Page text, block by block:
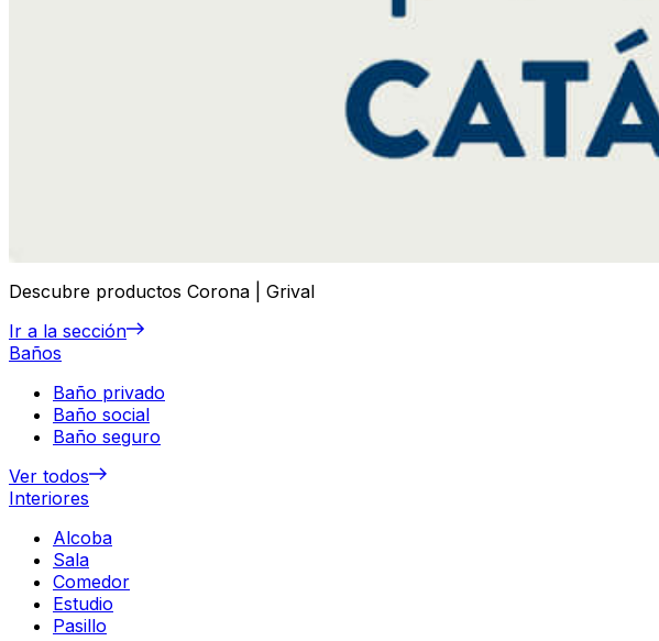
Descubre productos Corona | Grival
Ir a la sección
Baños
Baño privado
Baño social
Baño seguro
Ver todos
Interiores
Alcoba
Sala
Comedor
Estudio
Pasillo